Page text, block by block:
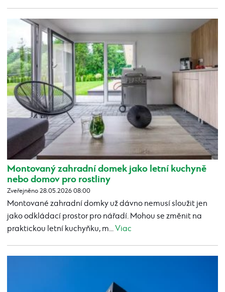
Montovaný zahradní domek jako letní kuchyně
nebo domov pro rostliny
Zveřejněno 28.05.2026 08:00
Montované zahradní domky už dávno nemusí sloužit jen
jako odkládací prostor pro nářadí. Mohou se změnit na
praktickou letní kuchyňku, m...Viac